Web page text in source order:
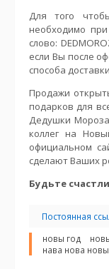
Для того
необходимо
слово:
если Вы после
способа
Продажи
подарков для
Дедушки
коллег на
официальном
сделают Ваших
Будьте
Постоянная
новы год
нава нова